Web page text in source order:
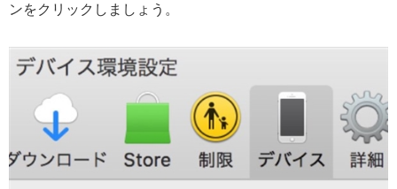
ンをクリックしましょう。